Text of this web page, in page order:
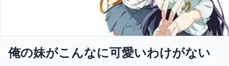
俺の妹がこんなに可愛いわけがない